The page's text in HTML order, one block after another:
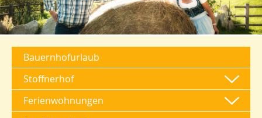
Bauernhofurlaub
Stoffnerhof
Ferienwohnungen